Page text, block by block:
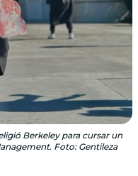
Berkeley para cursar un
Foto: Gentileza